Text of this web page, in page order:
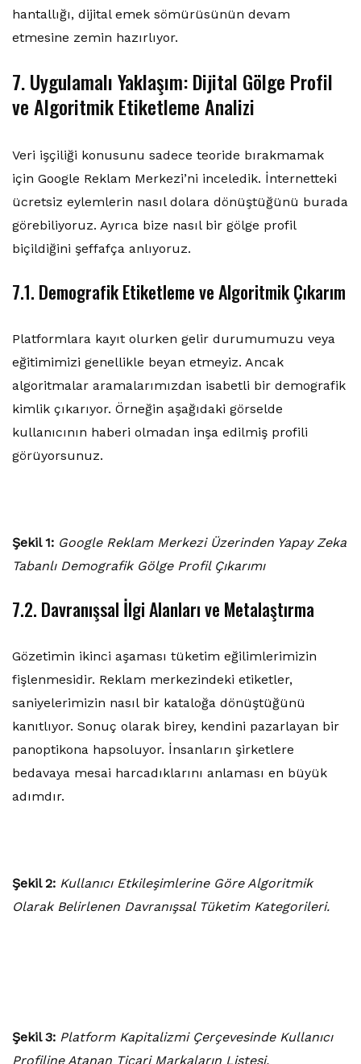
hantallığı, dijital emek sömürüsünün devam
etmesine zemin hazırlıyor.
7. Uygulamalı Yaklaşım: Dijital Gölge Profil
ve Algoritmik Etiketleme Analizi
Veri işçiliği konusunu sadece teoride bırakmamak
için Google Reklam Merkezi’ni inceledik. İnternetteki
ücretsiz eylemlerin nasıl dolara dönüştüğünü burada
görebiliyoruz. Ayrıca bize nasıl bir gölge profil
biçildiğini şeffafça anlıyoruz.
7.1. Demografik Etiketleme ve Algoritmik Çıkarım
Platformlara kayıt olurken gelir durumumuzu veya
eğitimimizi genellikle beyan etmeyiz. Ancak
algoritmalar aramalarımızdan isabetli bir demografik
kimlik çıkarıyor. Örneğin aşağıdaki görselde
kullanıcının haberi olmadan inşa edilmiş profili
görüyorsunuz.
Şekil 1: Google Reklam Merkezi Üzerinden Yapay Zeka
Tabanlı Demografik Gölge Profil Çıkarımı
7.2. Davranışsal İlgi Alanları ve Metalaştırma
Gözetimin ikinci aşaması tüketim eğilimlerimizin
fişlenmesidir. Reklam merkezindeki etiketler,
saniyelerimizin nasıl bir kataloğa dönüştüğünü
kanıtlıyor. Sonuç olarak birey, kendini pazarlayan bir
panoptikona hapsoluyor. İnsanların şirketlere
bedavaya mesai harcadıklarını anlaması en büyük
adımdır.
Şekil 2: Kullanıcı Etkileşimlerine Göre Algoritmik
Olarak Belirlenen Davranışsal Tüketim Kategorileri.
Şekil 3: Platform Kapitalizmi Çerçevesinde Kullanıcı
Profiline Atanan Ticari Markaların Listesi.